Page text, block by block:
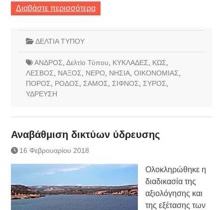
Διαβάστε περισσότερα
ΔΕΛΤΙΑ ΤΥΠΟΥ
ΑΝΔΡΟΣ Δελτίο Τύπου ΚΥΚΛΑΔΕΣ ΚΩΣ
ΛΕΣΒΟΣ
ΝΑΞΟΣ ΝΕΡΟ ΝΗΣΙΑ, ΟΙΚΟΝΟΜΙΑΣ
ΠΟΡΟΣ
ΡΟΔΟΣ ΣΑΜΟΣ ΣΙΦΝΟΣ ΣΥΡΟΣ
ΥΔΡΕΥΣΗ
Αναβάθμιση δικτύων ύδρευσης
16 Φεβρουαρίου 2018
Ολοκληρώθηκε η
διαδικασία της
αξιολόγησης και
της εξέτασης των